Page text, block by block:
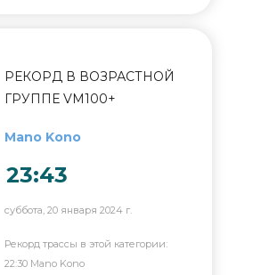
РЕКОРД В ВОЗРАСТНОЙ
ГРУППЕ VM100+
Mano Kono
23:43
суббота, 20 января 2024 г.
Рекорд трассы в этой категории:
22:30 Mano Kono